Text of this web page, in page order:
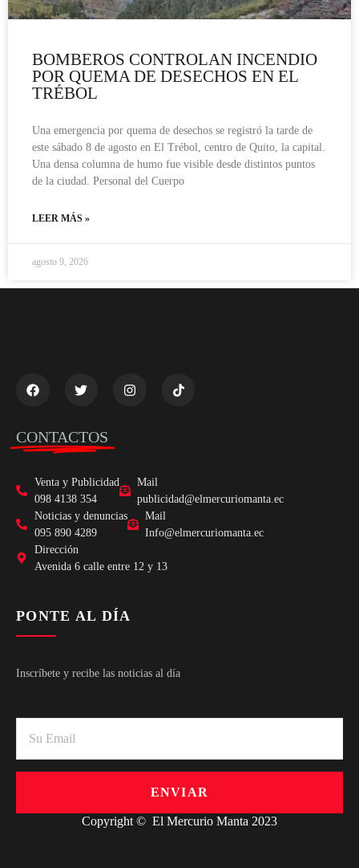
BOMBEROS CONTROLAN INCENDIO
POR QUEMA DE DESECHOS EN EL
TRÉBOL
Una emergencia por quema de desechos se registró la tarde de
este sábado 8 de agosto en El Trébol, centro de Quito, la capital.
Una densa columna de humo fue visible desde distintos puntos
de la ciudad. Personal del Cuerpo
LEER MÁS »
agosto 9, 2026
CONTACTOS
Venta y Publicidad
098 4138 354
Mail
publicidad@elmercuriomanta.ec
Noticias y denuncias
095 890 4289
Mail
Info@elmercuriomanta.ec
Dirección
Avenida 6 calle entre 12 y 13
PONTE AL DÍA
Inscríbete y recibe las noticias al día
ENVIAR
Copyright © El Mercurio Manta 2023